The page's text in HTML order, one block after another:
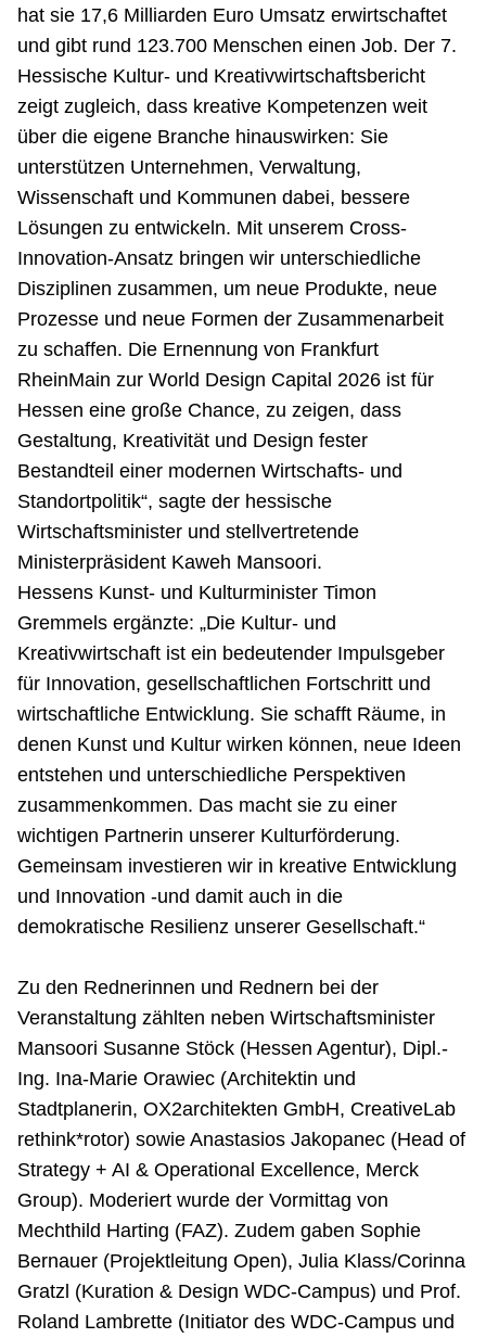
hat sie 17,6 Milliarden Euro Umsatz erwirtschaftet
und gibt rund 123.700 Menschen einen Job. Der 7.
Hessische Kultur- und Kreativwirtschaftsbericht
zeigt zugleich, dass kreative Kompetenzen weit
über die eigene Branche hinauswirken: Sie
unterstützen Unternehmen, Verwaltung,
Wissenschaft und Kommunen dabei, bessere
Lösungen zu entwickeln. Mit unserem Cross-
Innovation-Ansatz bringen wir unterschiedliche
Disziplinen zusammen, um neue Produkte, neue
Prozesse und neue Formen der Zusammenarbeit
zu schaffen. Die Ernennung von Frankfurt
RheinMain zur World Design Capital 2026 ist für
Hessen eine große Chance, zu zeigen, dass
Gestaltung, Kreativität und Design fester
Bestandteil einer modernen Wirtschafts- und
Standortpolitik“, sagte der hessische
Wirtschaftsminister und stellvertretende
Ministerpräsident Kaweh Mansoori.
Hessens Kunst- und Kulturminister Timon
Gremmels ergänzte: „Die Kultur- und
Kreativwirtschaft ist ein bedeutender Impulsgeber
für Innovation, gesellschaftlichen Fortschritt und
wirtschaftliche Entwicklung. Sie schafft Räume, in
denen Kunst und Kultur wirken können, neue Ideen
entstehen und unterschiedliche Perspektiven
zusammenkommen. Das macht sie zu einer
wichtigen Partnerin unserer Kulturförderung.
Gemeinsam investieren wir in kreative Entwicklung
und Innovation -und damit auch in die
demokratische Resilienz unserer Gesellschaft.“
Zu den Rednerinnen und Rednern bei der
Veranstaltung zählten neben Wirtschaftsminister
Mansoori Susanne Stöck (Hessen Agentur), Dipl.-
Ing. Ina-Marie Orawiec (Architektin und
Stadtplanerin, OX2architekten GmbH, CreativeLab
rethink*rotor) sowie Anastasios Jakopanec (Head of
Strategy + AI & Operational Excellence, Merck
Group). Moderiert wurde der Vormittag von
Mechthild Harting (FAZ). Zudem gaben Sophie
Bernauer (Projektleitung Open), Julia Klass/Corinna
Gratzl (Kuration & Design WDC-Campus) und Prof.
Roland Lambrette (Initiator des WDC-Campus und